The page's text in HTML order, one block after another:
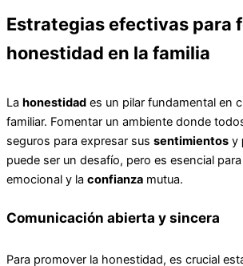
Estrategias efectivas para
honestidad en la familia
La honestidad es un pilar fundamental en
familiar. Fomentar un ambiente donde
seguros para expresar sus sentimientos y
puede ser un desafío, pero es esencial
emocional y la confianza mutua.
Comunicación abierta y sincera
Para promover la honestidad, es crucial